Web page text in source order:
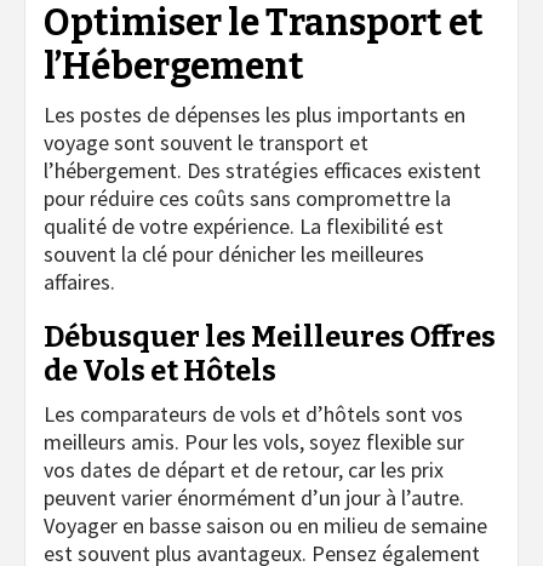
Optimiser le Transport et
l’Hébergement
Les postes de dépenses les plus importants en
voyage sont souvent le transport et
l’hébergement. Des stratégies efficaces existent
pour réduire ces coûts sans compromettre la
qualité de votre expérience. La flexibilité est
souvent la clé pour dénicher les meilleures
affaires.
Débusquer les Meilleures Offres
de Vols et Hôtels
Les comparateurs de vols et d’hôtels sont vos
meilleurs amis. Pour les vols, soyez flexible sur
vos dates de départ et de retour, car les prix
peuvent varier énormément d’un jour à l’autre.
Voyager en basse saison ou en milieu de semaine
est souvent plus avantageux. Pensez également